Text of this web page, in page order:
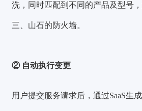
洗，同时匹配到不同的产品及型号
三、山石的防火墙。
② 自动执行变更
用户提交服务请求后，通过SaaS生